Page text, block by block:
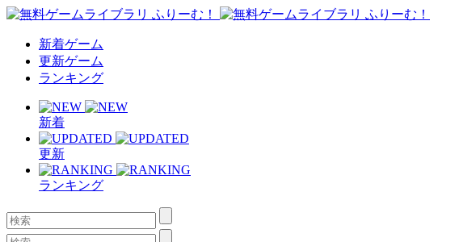
新着ゲーム
更新ゲーム
ランキング
新着
更新
ランキング